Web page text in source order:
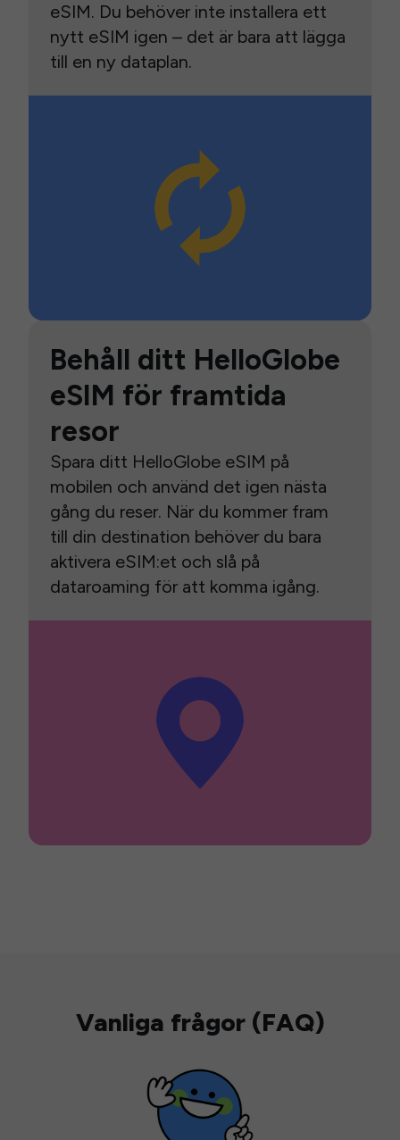
eSIM. Du behöver inte installera ett
nytt eSIM igen – det är bara att lägga
till en ny dataplan.
Behåll ditt HelloGlobe
eSIM för framtida
resor
Spara ditt HelloGlobe eSIM på
mobilen och använd det igen nästa
gång du reser. När du kommer fram
till din destination behöver du bara
aktivera eSIM:et och slå på
dataroaming för att komma igång.
Vanliga frågor (FAQ)